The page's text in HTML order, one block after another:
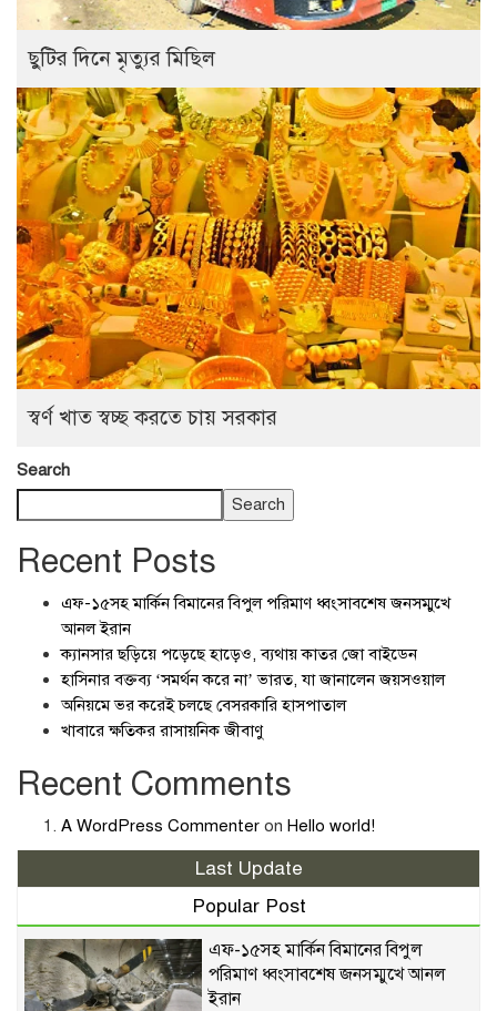
ছুটির দিনে মৃত্যুর মিছিল
স্বর্ণ খাত স্বচ্ছ করতে চায় সরকার
Search
Search
Recent Posts
এফ-১৫সহ মার্কিন বিমানের বিপুল পরিমাণ ধ্বংসাবশেষ জনসম্মুখে
আনল ইরান
ক্যানসার ছড়িয়ে পড়েছে হাড়েও, ব্যথায় কাতর জো বাইডেন
হাসিনার বক্তব্য ‘সমর্থন করে না’ ভারত, যা জানালেন জয়সওয়াল
অনিয়মে ভর করেই চলছে বেসরকারি হাসপাতাল
খাবারে ক্ষতিকর রাসায়নিক জীবাণু
Recent Comments
A WordPress Commenter on Hello world!
Last Update
Popular Post
এফ-১৫সহ মার্কিন বিমানের বিপুল
পরিমাণ ধ্বংসাবশেষ জনসম্মুখে আনল
ইরান